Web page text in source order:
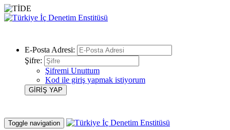
E-Posta Adresi:
Şifre:
Şifremi Unuttum
Kod ile giriş yapmak istiyorum
Toggle navigation